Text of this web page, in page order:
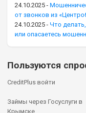
24.10.2025 -
от звонков из
24.10.2025 - Что
или опасаетесь
Пользуются
CreditPlus войти
Займы через Госуслуги в
Крымске